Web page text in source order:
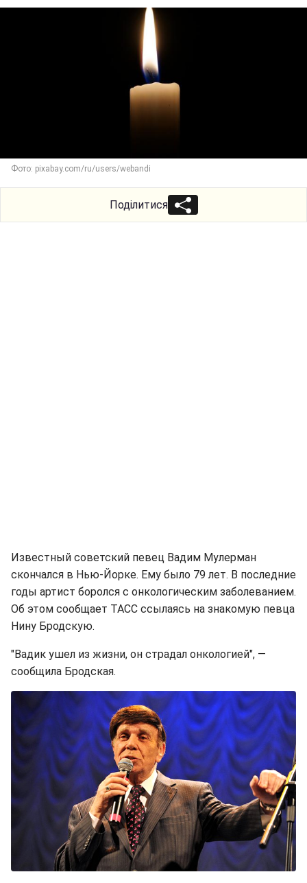
Фото: pixabay.com/ru/users/webandi
Поділитися
Известный советский певец Вадим Мулерман
скончался в Нью-Йорке. Ему было 79 лет. В последние
годы артист боролся с онкологическим заболеванием.
Об этом сообщает ТАСС ссылаясь на знакомую певца
Нину Бродскую.
"Вадик ушел из жизни, он страдал онкологией", —
сообщила Бродская.